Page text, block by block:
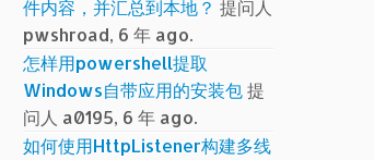
件内容，并汇总到本地？ 提问人
pwshroad, 6 年 ago.
怎样用powershell提取
Windows自带应用的安装包提
问人 a0195, 6 年 ago.
如何使用HttpListener构建多线